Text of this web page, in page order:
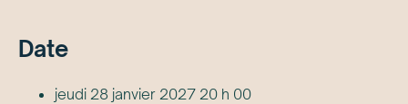
Date
jeudi 28 janvier 2027 20 h 00